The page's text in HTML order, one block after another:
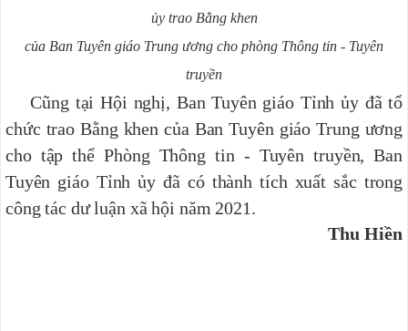
ủy trao Bằng khen
của Ban Tuyên giáo Trung ương cho phòng Thông tin - Tuyên
truyền
Cũng tại Hội nghị, Ban Tuyên giáo Tỉnh ủy đã tổ
chức trao Bằng khen của Ban Tuyên giáo Trung ương
cho tập thể Phòng Thông tin - Tuyên truyền, Ban
Tuyên giáo Tỉnh ủy đã có thành tích xuất sắc trong
công tác dư luận xã hội năm 2021.
Thu Hiền